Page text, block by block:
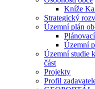
Kníže
Strategický
Územní plán
Územní
Územní studie
část
Projekty
Profil